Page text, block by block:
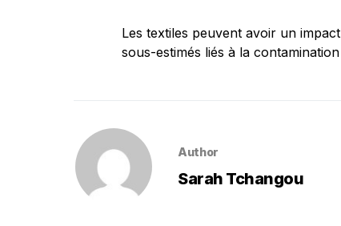
Les textiles peuvent avoir un
sous-estimés liés à la
Author
Sarah Tchangou